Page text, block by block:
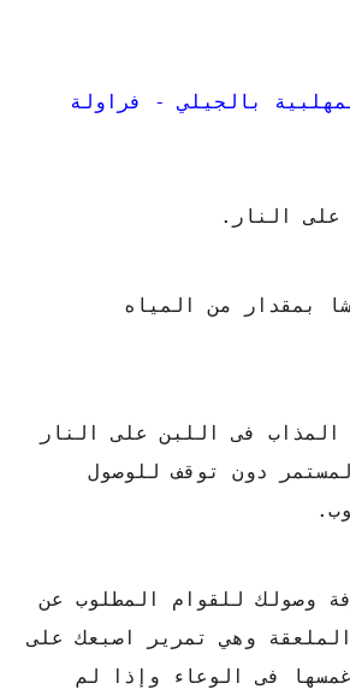
بالجيلي - فراولة
على النار.
بمقدار من المياه
المذاب فى اللبن على النار
دون توقف للوصول
وصولك للقوام المطلوب عن
وهي تمرير اصبعك على
فى الوعاء وإذا لم